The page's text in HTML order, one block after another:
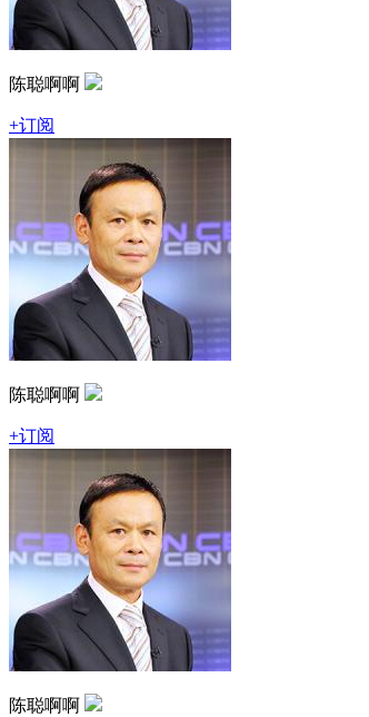
陈聪啊啊
+订阅
陈聪啊啊
+订阅
陈聪啊啊